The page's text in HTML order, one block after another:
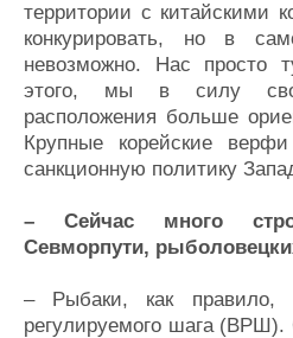
территории с китайскими
конкурировать, но в
невозможно. Нас просто
этого, мы в силу
расположения больше
Крупные корейские
санкционную политику
– Сейчас много
Севморпути,
– Рыбаки, как правило,
регулируемого шага (ВРШ).